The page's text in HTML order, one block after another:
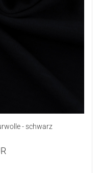
- schwarz